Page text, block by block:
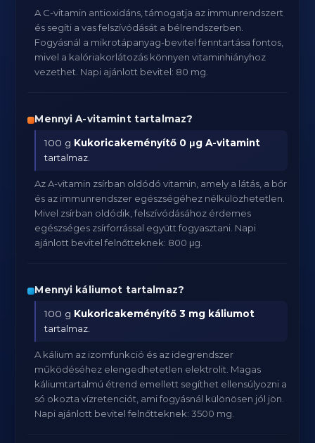
A C-vitamin antioxidáns, támogatja az immunrendszert
és segíti a vas felszívódását a bélrendszerben.
Fogyásnál a mikrotápanyag-bevitel fenntartása fontos,
mivel a kalóriakorlátozás könnyen vitaminhiányhoz
vezethet. Napi ajánlott bevitel: 80 mg.
Mennyi A-vitamint tartalmaz?
100 g Kukoricakeményítő 0 μg A-vitamint
tartalmaz.
Az A-vitamin zsírban oldódó vitamin, amely a látás, a bőr
és az immunrendszer egészségéhez nélkülözhetetlen.
Mivel zsírban oldódik, felszívódásához érdemes
egészséges zsírforrással együtt fogyasztani. Napi
ajánlott bevitel felnőtteknek: 800 μg.
Mennyi káliumot tartalmaz?
100 g Kukoricakeményítő 3 mg káliumot
tartalmaz.
A kálium az izomfunkció és az idegrendszer
működéséhez elengedhetetlen elektrolit. Magas
káliumtartalmú étrend emellett segíthet ellensúlyozni a
só okozta vízretenciót, ami fogyásnál különösen jól jön.
Napi ajánlott bevitel felnőtteknek: 3500 mg.